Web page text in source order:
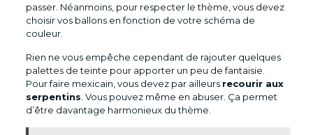
passer. Néanmoins, pour respecter le thème, vous devez
choisir vos ballons en fonction de votre schéma de
couleur.
Rien ne vous empêche cependant de rajouter quelques
palettes de teinte pour apporter un peu de fantaisie.
Pour faire mexicain, vous devez par ailleurs recourir aux
serpentins . Vous pouvez même en abuser. Ça permet
d’être davantage harmonieux du thème.